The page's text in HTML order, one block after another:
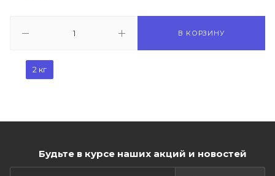
В КОРЗИНУ
2 кг
Будьте в курсе наших акций и новостей